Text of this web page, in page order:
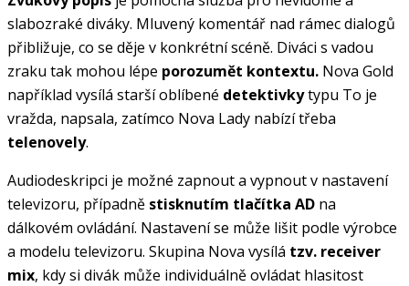
slabozraké diváky. Mluvený komentář nad rámec dialogů
přibližuje, co se děje v konkrétní scéně. Diváci s vadou
zraku tak mohou lépe porozumět kontextu. Nova Gold
například vysílá starší oblíbené detektivkytypu To je
vražda, napsala, zatímco Nova Lady nabízí třeba
telenovely.
Audiodeskripci je možné zapnout a vypnout v nastavení
televizoru, případně stisknutím tlačítka AD na
dálkovém ovládání. Nastavení se může lišit podle výrobce
a modelu televizoru. Skupina Nova vysílá tzv. receiver
mix, kdy si divák může individuálně ovládat hlasitost